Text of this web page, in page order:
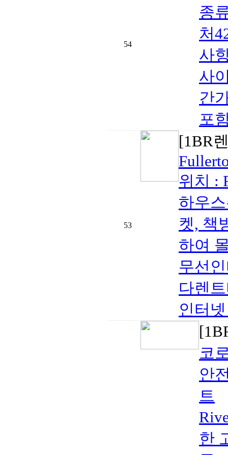
54
종
처
사
사
간
포
53
[1BR
위치 :
하우
켓, 책
하여
무선
다렌
인터
코
안
트
한